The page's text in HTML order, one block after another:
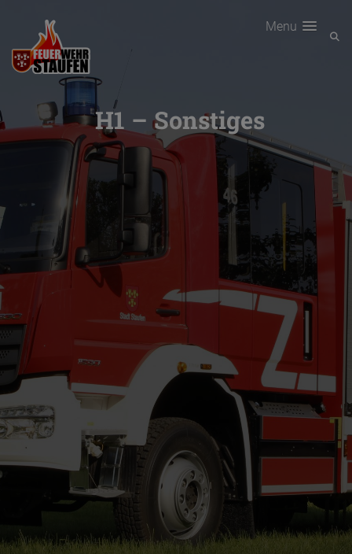
Menu
H1 – Sonstiges